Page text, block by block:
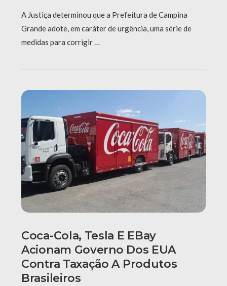
A Justiça determinou que a Prefeitura de Campina
Grande adote, em caráter de urgência, uma série de
medidas para corrigir …
Coca-Cola, Tesla E EBay
Acionam Governo Dos EUA
Contra Taxação A Produtos
Brasileiros